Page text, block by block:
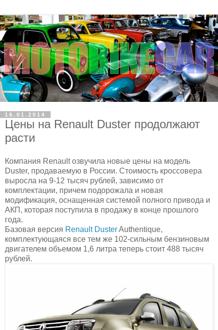
16.01.2014
Цены на Renault Duster продолжают
расти
Компания Renault озвучила новые цены на модель
Duster, продаваемую в России. Стоимость кроссовера
выросла на 9-12 тысяч рублей, зависимо от
комплектации, причем подорожала и новая
модификация, оснащенная системой полного привода и
АКП, которая поступила в продажу в конце прошлого
года.
Базовая версия Renault DusterAuthentique,
комплектующаяся все тем же 102-сильным бензиновым
двигателем объемом 1,6 литра теперь стоит 488 тысяч
рублей.